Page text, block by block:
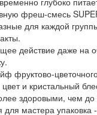
фреш-смесь
для каждой
действие даже на
фруктово-
и кристальный
здоровыми, чем
мастера упаковка